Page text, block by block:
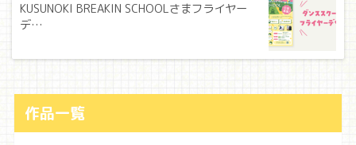
KUSUNOKI BREAKIN SCHOOLさまフライヤー
デ…
作品一覧